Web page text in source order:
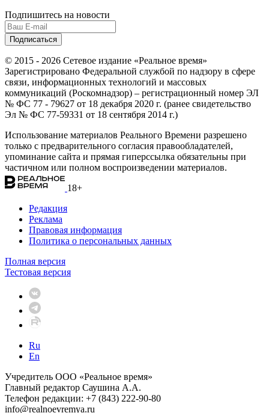
Подпишитесь на новости
© 2015 - 2026 Сетевое издание «Реальное время»
Зарегистрировано Федеральной службой по надзору в сфере
связи, информационных технологий и массовых
коммуникаций (Роскомнадзор) – регистрационный номер ЭЛ
№ ФС 77 - 79627 от 18 декабря 2020 г. (ранее свидетельство
Эл № ФС 77-59331 от 18 сентября 2014 г.)
Использование материалов Реального Времени разрешено
только с предварительного согласия правообладателей,
упоминание сайта и прямая гиперссылка обязательны при
частичном или полном воспроизведении материалов.
18+
Редакция
Реклама
Правовая информация
Политика о персональных данных
Полная версия
Тестовая версия
Ru
En
Учредитель ООО «Реальное время»
Главный редактор Саушина А.А.
Телефон редакции: +7 (843) 222-90-80
info@realnoevremya.ru